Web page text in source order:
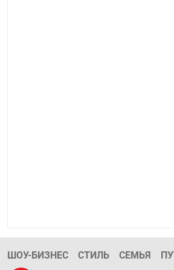
ШОУ-БИЗНЕС СТИЛЬ СЕМЬЯ